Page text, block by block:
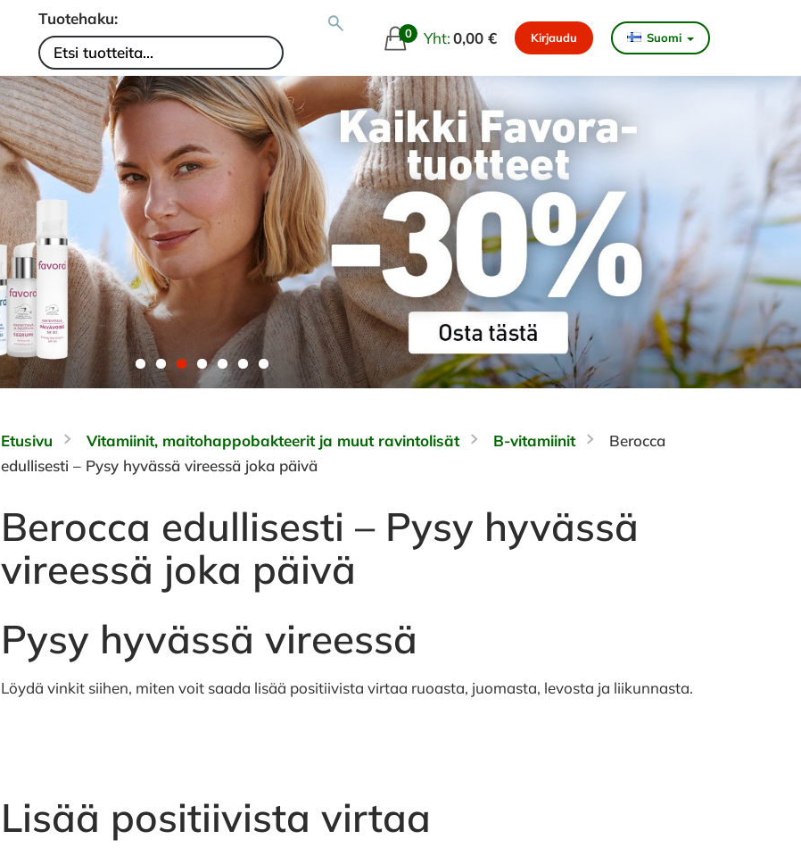
Tuotehaku:
0 Yht:0,00 € Kirjaudu Suomi
Etusivu Vitamiinit, maitohappobakteerit ja muut ravintolisät B-vitamiinit
Berocca
edullisesti – Pysy hyvässä vireessä joka päivä
Berocca edullisesti – Pysy hyvässä
vireessä joka päivä
Pysy hyvässä vireessä
Löydä vinkit siihen, miten voit saada lisää positiivista virtaa ruoasta, juomasta, levosta ja liikunnasta.
Lisää positiivista virtaa